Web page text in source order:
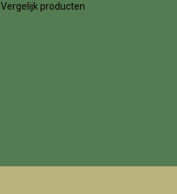
Vergelijk producten